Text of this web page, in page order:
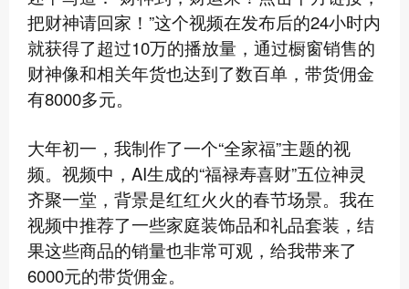
把财神请回家！”这个视频在发布后的24小时内
就获得了超过10万的播放量，通过橱窗销售的
财神像和相关年货也达到了数百单，带货佣金
有8000多元。
大年初一，我制作了一个“全家福”主题的视
频。视频中，AI生成的“福禄寿喜财”五位神灵
齐聚一堂，背景是红红火火的春节场景。我在
视频中推荐了一些家庭装饰品和礼品套装，结
果这些商品的销量也非常可观，给我带来了
6000元的带货佣金。